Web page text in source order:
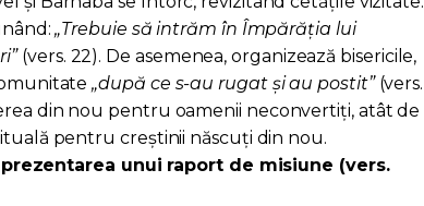
„Trebuie să intrăm în Împărăția lui
(vers. 22). De asemenea, organizează bisericile,
„după ce s-au rugat și au postit”(vers.
din nou pentru oamenii neconvertiți, atât de
pentru creștinii născuți din nou.
unui raport de misiune (vers.